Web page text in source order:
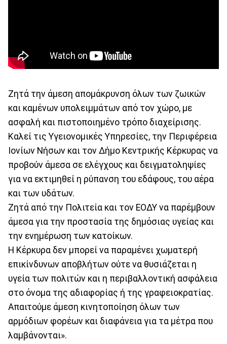
Ζητά την άμεση απομάκρυνση όλων των ζωικών
και καμένων υπολειμμάτων από τον χώρο, με
ασφαλή και πιστοποιημένο τρόπο διαχείρισης.
Καλεί τις Υγειονομικές Υπηρεσίες, την Περιφέρεια
Ιονίων Νήσων και τον Δήμο Κεντρικής Κέρκυρας να
προβούν άμεσα σε ελέγχους και δειγματοληψίες
για να εκτιμηθεί η ρύπανση του εδάφους, του αέρα
και των υδάτων.
Ζητά από την Πολιτεία και τον ΕΟΔΥ να παρέμβουν
άμεσα για την προστασία της δημόσιας υγείας και
την ενημέρωση των κατοίκων.
Η Κέρκυρα δεν μπορεί να παραμένει χωματερή
επικίνδυνων αποβλήτων ούτε να θυσιάζεται η
υγεία των πολιτών και η περιβαλλοντική ασφάλεια
στο όνομα της αδιαφορίας ή της γραφειοκρατίας.
Απαιτούμε άμεση κινητοποίηση όλων των
αρμόδιων φορέων και διαφάνεια για τα μέτρα που
λαμβάνονται».